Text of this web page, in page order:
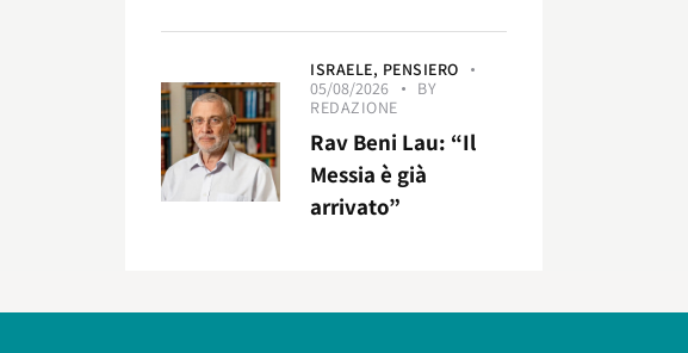
ISRAELE, PENSIERO
05/08/2026
BY
REDAZIONE
Rav Beni Lau: “Il
Messia è già
arrivato”